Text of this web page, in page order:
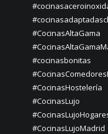
#CocinasAltaGama
#cocinasbonitas
#CocinasHostelería
#CocinasLujo
#CocinasLujoMadrid